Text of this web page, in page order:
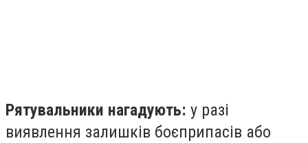
Рятувальники нагадують: у разі
виявлення залишків боєприпасів або